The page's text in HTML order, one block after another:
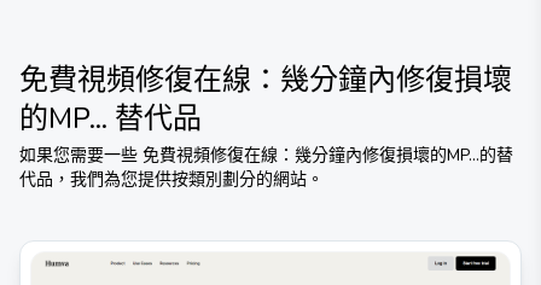
免費視頻修復在線：幾分鐘內修復損壞
的MP... 替代品
如果您需要一些 免費視頻修復在線：幾分鐘內修復損壞的MP...的替
代品，我們為您提供按類別劃分的網站。